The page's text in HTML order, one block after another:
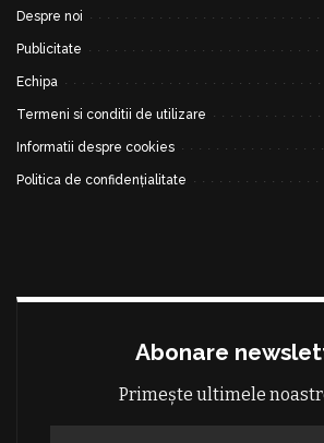
Despre noi
Publicitate
Echipa
Termeni si conditii de utilizare
Informatii despre cookies
Politica de confidențialitate
Abonare
Primește ultimele